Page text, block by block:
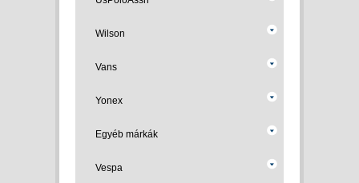
Wilson
Vans
Yonex
Egyéb márkák
Vespa